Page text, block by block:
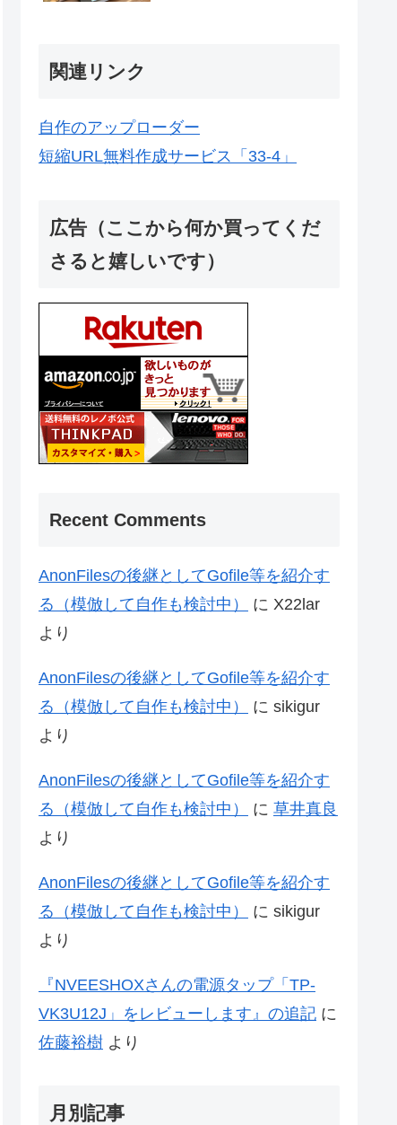
関連リンク
自作のアップローダー
短縮URL無料作成サービス「33-4」
広告（ここから何か買ってくだ
さると嬉しいです）
Recent Comments
AnonFilesの後継としてGofile等を紹介す
る（模倣して自作も検討中）
に X22lar
より
AnonFilesの後継としてGofile等を紹介す
る（模倣して自作も検討中）
に sikigur
より
AnonFilesの後継としてGofile等を紹介す
る（模倣して自作も検討中）
に 草井真良
より
AnonFilesの後継としてGofile等を紹介す
る（模倣して自作も検討中）
に sikigur
より
『NVEESHOXさんの電源タップ「‎TP-
VK3U12J」をレビューします』の追記 に
佐藤裕樹 より
月別記事